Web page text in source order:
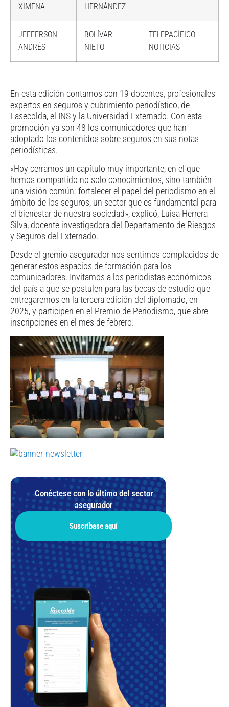
XIMENA
HERNÁNDEZ
JEFFERSON
ANDRÉS
BOLÍVAR
NIETO
TELEPACÍFICO
NOTICIAS
En esta edición contamos con 19 docentes, profesionales
expertos en seguros y cubrimiento periodístico, de
Fasecolda, el INS y la Universidad Externado. Con esta
promoción ya son 48 los comunicadores que han
adoptado los contenidos sobre seguros en sus notas
periodísticas.
«Hoy cerramos un capítulo muy importante, en el que
hemos compartido no solo conocimientos, sino también
una visión común: fortalecer el papel del periodismo en el
ámbito de los seguros, un sector que es fundamental para
el bienestar de nuestra sociedad», explicó, Luisa Herrera
Silva, docente investigadora del Departamento de Riesgos
y Seguros del Externado.
Desde el gremio asegurador nos sentimos complacidos de
generar estos espacios de formación para los
comunicadores. Invitamos a los periodistas económicos
del país a que se postulen para las becas de estudio que
entregaremos en la tercera edición del diplomado, en
2025, y participen en el Premio de Periodismo, que abre
inscripciones en el mes de febrero.
Conéctese con lo último del sector
asegurador
Suscríbase aquí